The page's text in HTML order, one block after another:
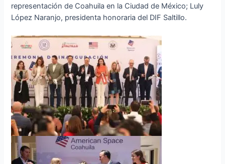
representación de Coahuila en la Ciudad de México; Luly
López Naranjo, presidenta honoraria del DIF Saltillo.